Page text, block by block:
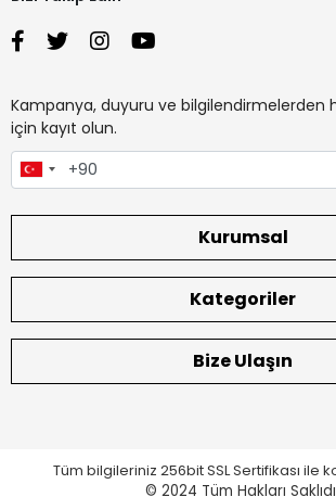
Kampanya, duyuru ve bilgilendirmelerden
için kayıt olun.
Kurumsal
Kategoriler
Bize Ulaşın
Tüm bilgileriniz 256bit SSL Sertifikası ile
© 2024 Tüm Hakları